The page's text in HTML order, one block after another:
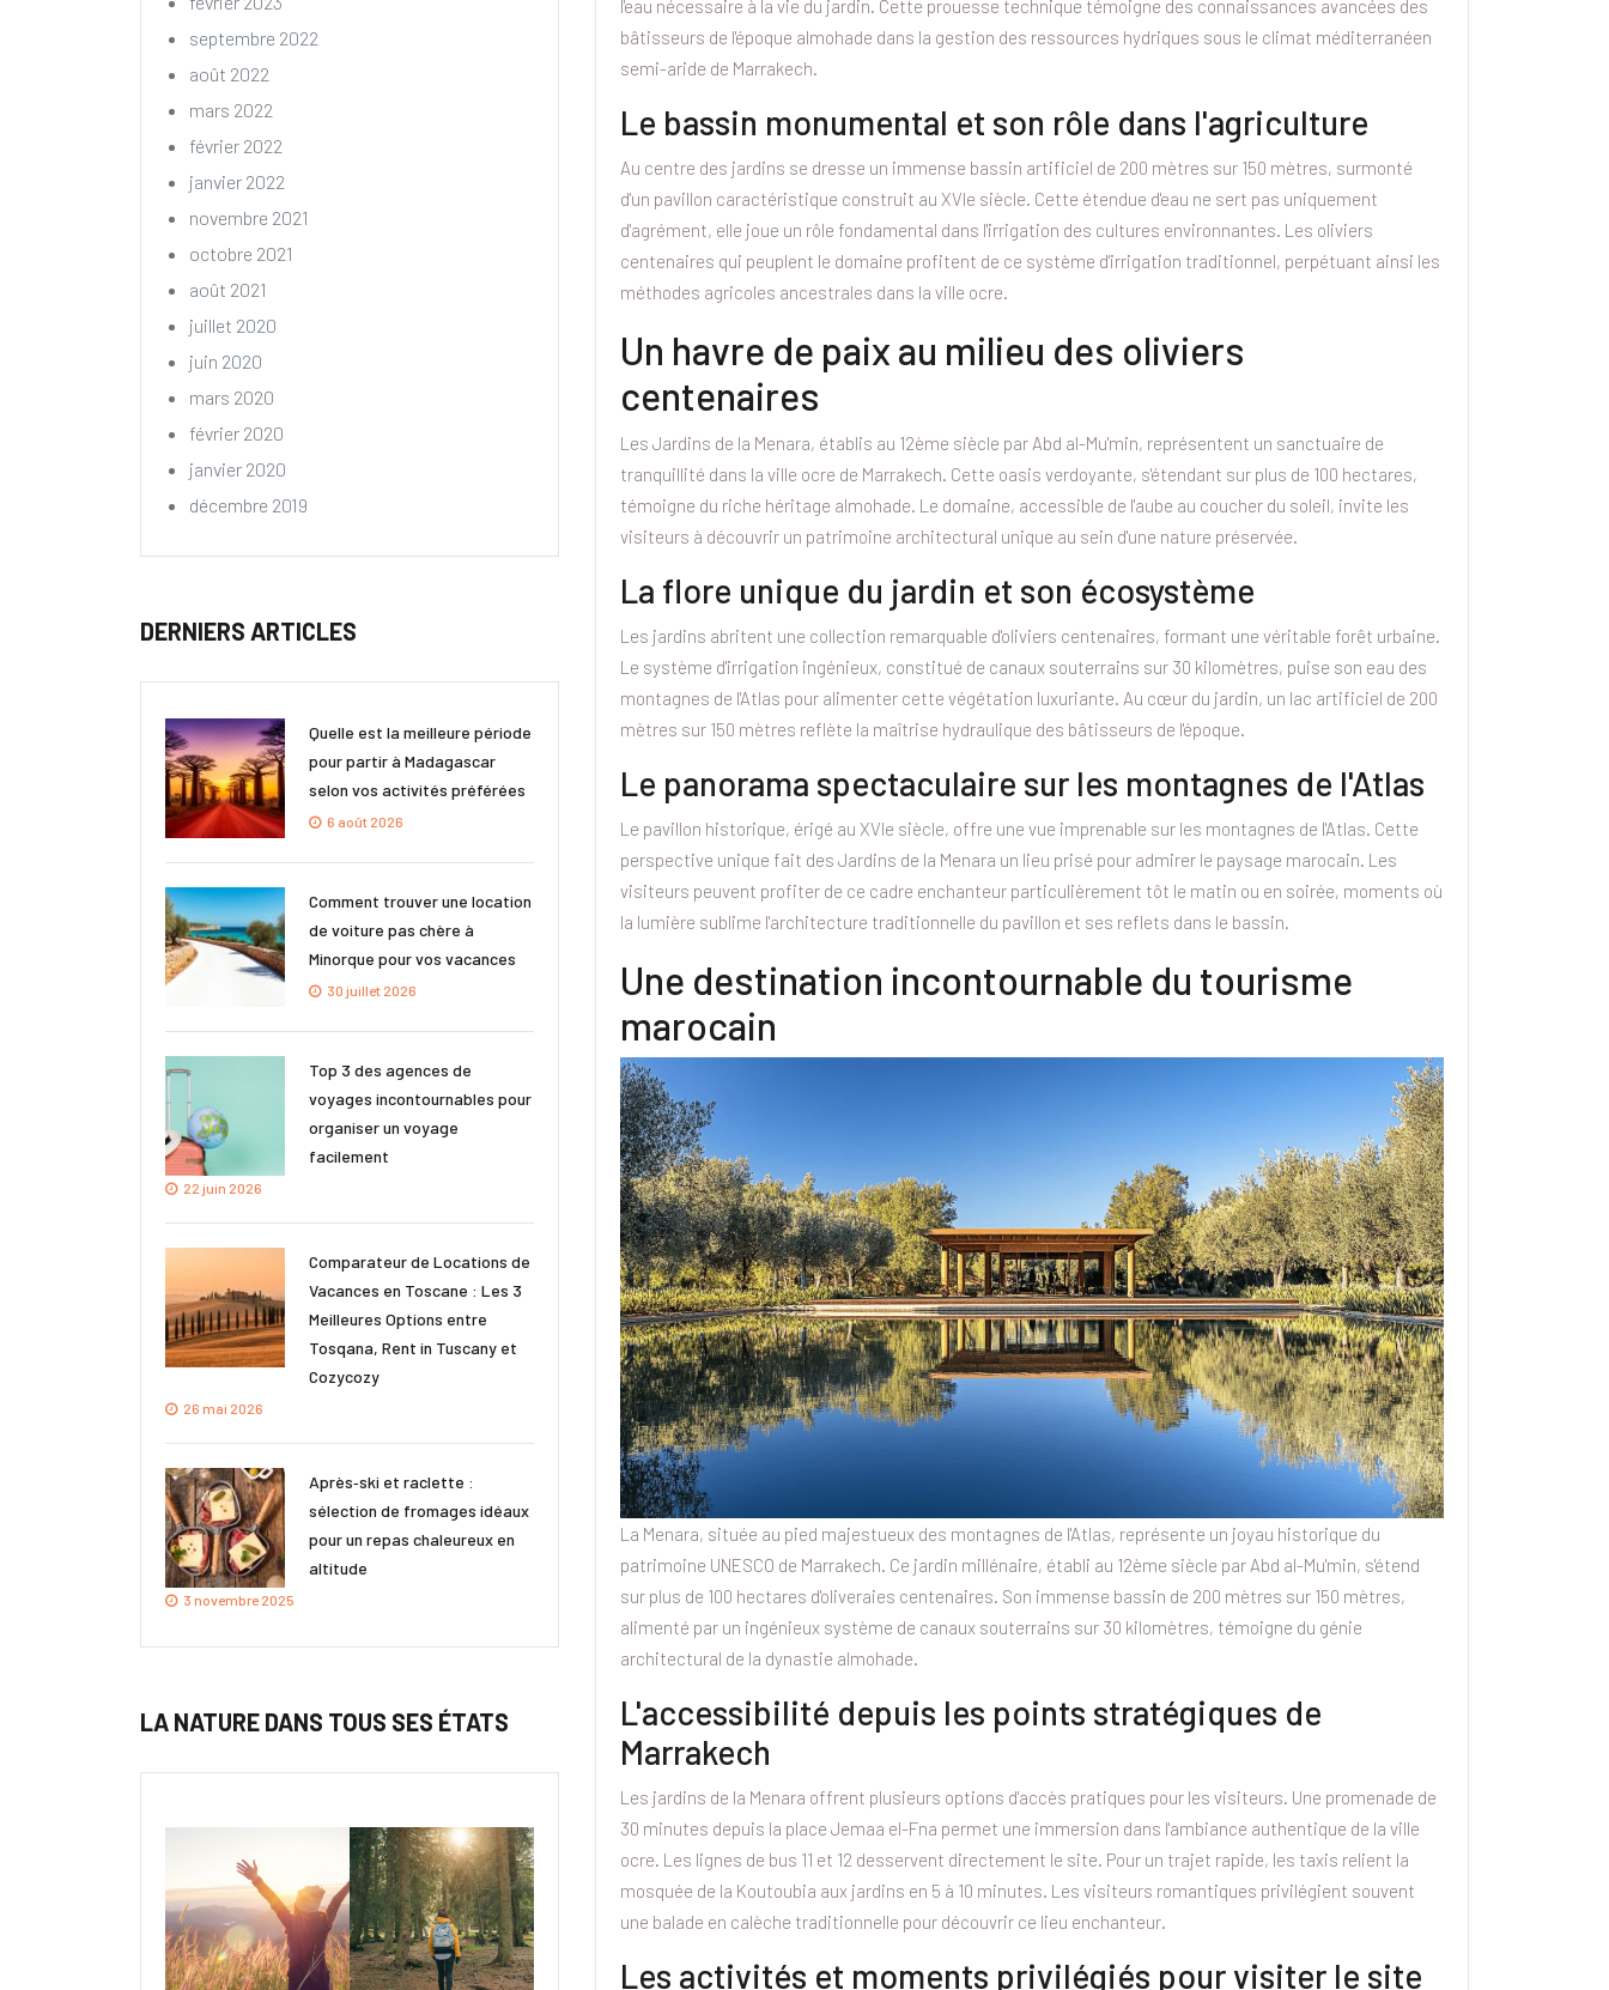
l'eau nécessaire à la vie du jardin. Cette prouesse technique témoigne des connaissances avancées des
bâtisseurs de l'époque almohade dans la gestion des ressources hydriques sous le climat méditerranéen
semi-aride de Marrakech.
Le bassin monumental et son rôle dans l'agriculture
Au centre des jardins se dresse un immense bassin artificiel de 200 mètres sur 150 mètres, surmonté
d'un pavillon caractéristique construit au XVIe siècle. Cette étendue d'eau ne sert pas uniquement
d'agrément, elle joue un rôle fondamental dans l'irrigation des cultures environnantes. Les oliviers
centenaires qui peuplent le domaine profitent de ce système d'irrigation traditionnel, perpétuant ainsi les
méthodes agricoles ancestrales dans la ville ocre.
Un havre de paix au milieu des oliviers
centenaires
Les Jardins de la Menara, établis au 12ème siècle par Abd al-Mu'min, représentent un sanctuaire de
tranquillité dans la ville ocre de Marrakech. Cette oasis verdoyante, s'étendant sur plus de 100 hectares,
témoigne du riche héritage almohade. Le domaine, accessible de l'aube au coucher du soleil, invite les
visiteurs à découvrir un patrimoine architectural unique au sein d'une nature préservée.
La flore unique du jardin et son écosystème
Les jardins abritent une collection remarquable d'oliviers centenaires, formant une véritable forêt urbaine.
Le système d'irrigation ingénieux, constitué de canaux souterrains sur 30 kilomètres, puise son eau des
montagnes de l'Atlas pour alimenter cette végétation luxuriante. Au cœur du jardin, un lac artificiel de 200
mètres sur 150 mètres reflète la maîtrise hydraulique des bâtisseurs de l'époque.
Le panorama spectaculaire sur les montagnes de l'Atlas
Le pavillon historique, érigé au XVIe siècle, offre une vue imprenable sur les montagnes de l'Atlas. Cette
perspective unique fait des Jardins de la Menara un lieu prisé pour admirer le paysage marocain. Les
visiteurs peuvent profiter de ce cadre enchanteur particulièrement tôt le matin ou en soirée, moments où
la lumière sublime l'architecture traditionnelle du pavillon et ses reflets dans le bassin.
Une destination incontournable du tourisme
marocain
La Menara, située au pied majestueux des montagnes de l'Atlas, représente un joyau historique du
patrimoine UNESCO de Marrakech. Ce jardin millénaire, établi au 12ème siècle par Abd al-Mu'min, s'étend
sur plus de 100 hectares d'oliveraies centenaires. Son immense bassin de 200 mètres sur 150 mètres,
alimenté par un ingénieux système de canaux souterrains sur 30 kilomètres, témoigne du génie
architectural de la dynastie almohade.
L'accessibilité depuis les points stratégiques de
Marrakech
Les jardins de la Menara offrent plusieurs options d'accès pratiques pour les visiteurs. Une promenade de
30 minutes depuis la place Jemaa el-Fna permet une immersion dans l'ambiance authentique de la ville
ocre. Les lignes de bus 11 et 12 desservent directement le site. Pour un trajet rapide, les taxis relient la
mosquée de la Koutoubia aux jardins en 5 à 10 minutes. Les visiteurs romantiques privilégient souvent
une balade en calèche traditionnelle pour découvrir ce lieu enchanteur.
Les activités et moments privilégiés pour visiter le site
septembre 2022
août 2022
mars 2022
février 2022
janvier 2022
novembre 2021
octobre 2021
août 2021
juillet 2020
juin 2020
mars 2020
février 2020
janvier 2020
décembre 2019
DERNIERS ARTICLES
Quelle est la meilleure période
pour partir à Madagascar
selon vos activités préférées
6 août 2026
Comment trouver une location
de voiture pas chère à
Minorque pour vos vacances
30 juillet 2026
Top 3 des agences de
voyages incontournables pour
organiser un voyage
facilement
22 juin 2026
Comparateur de Locations de
Vacances en Toscane : Les 3
Meilleures Options entre
Tosqana, Rent in Tuscany et
Cozycozy
26 mai 2026
Après‑ski et raclette :
sélection de fromages idéaux
pour un repas chaleureux en
altitude
3 novembre 2025
LA NATURE DANS TOUS SES ÉTATS